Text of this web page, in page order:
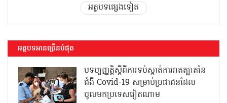
អត្ថបទផ្សេងទៀត
អត្ថបទអានច្រើនបំផុត
បទប្បញ្ញត្តិស្តីពីការទប់ស្កាត់ការរាតត្បាតនៃ
ជំងឺ Covid-19 សម្រាប់ប្រជាជនដែល
ចូលមកប្រទេសវៀតណាម